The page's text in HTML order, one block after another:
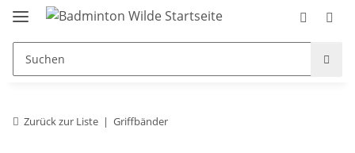
Zurück zur Liste Griffbänder